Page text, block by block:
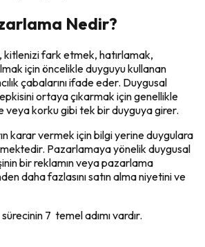
Nedir?
fark etmek, hatırlamak,
için öncelikle duyguyu kullanan
çabalarını ifade eder. Duygusal
ortaya çıkarmak için genellikle
veya korku gibi tek bir duyguya girer.
karar vermek için bilgi yerine duygulara
Pazarlamaya yönelik duygusal
bir reklamın veya pazarlama
daha fazlasını satın alma niyetini ve
7 temel adımı vardır.